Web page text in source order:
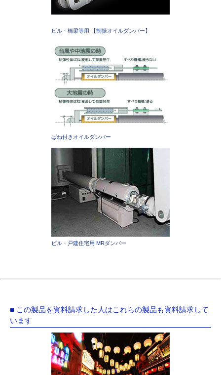
ビル・橋梁等用 【制振オイルダンパー】
ばね付きオイルダンパー
ビル・戸建住宅用 MRダンパー
■ この製品を資料請求した人はこれらの製品も資料請求して
います